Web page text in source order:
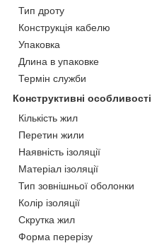
Тип дроту
Конструкція кабелю
Упаковка
Длина в упаковке
Термін служби
Конструктивні особливості
Кількість жил
Перетин жили
Наявність ізоляції
Матеріал ізоляції
Тип зовнішньої оболонки
Колір ізоляції
Скрутка жил
Форма перерізу